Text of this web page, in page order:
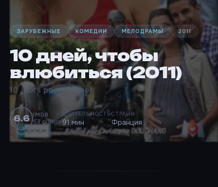
ЗАРУБЕЖНЫЕ КОМЕДИИ МЕЛОДРАМЫ 2011
10 дней, чтобы
влюбиться (2011)
10 jours pour s'aimer
6.6 IMDB
57 оценок
ДЛИТЕЛЬНОСТЬ
91 мин
СТРАНЫ
Франция